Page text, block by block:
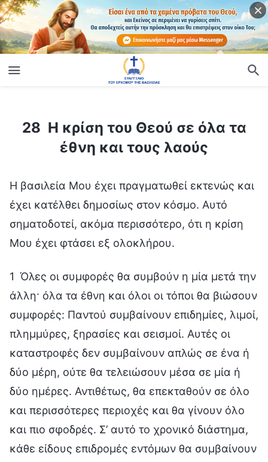
28 Η κρίση του Θεού σε όλα τα έθνη και τους λαούς
28 Η κρίση του Θεού σε όλα τα
έθνη και τους λαούς
Η βασιλεία Μου έχει πραγματωθεί εκτενώς και
έχει κατέλθει δημοσίως στον κόσμο. Αυτό
σηματοδοτεί, ακόμα περισσότερο, ότι η κρίση
Μου έχει φτάσει εξ ολοκλήρου.
1 Όλες οι συμφορές θα συμβούν η μία μετά την
άλλη· όλα τα έθνη και όλοι οι τόποι θα βιώσουν
συμφορές: Παντού συμβαίνουν επιδημίες, λιμοί,
πλημμύρες, ξηρασίες και σεισμοί. Αυτές οι
καταστροφές δεν συμβαίνουν απλώς σε ένα ή
δύο μέρη, ούτε θα τελειώσουν μέσα σε μία ή
δύο ημέρες. Αντιθέτως, θα επεκταθούν σε όλο
και περισσότερες περιοχές και θα γίνουν όλο
και πιο σφοδρές. Σ’ αυτό το χρονικό διάστημα,
κάθε είδους επιδρομές εντόμων θα συμβαίνουν